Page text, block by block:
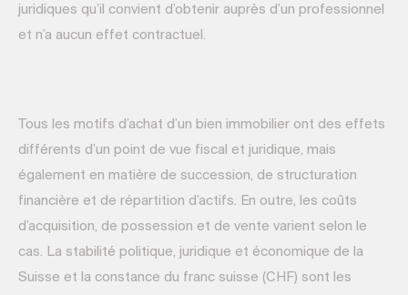
juridiques qu’il convient d’obtenir auprès d’un professionnel
et n’a aucun effet contractuel.
Tous les motifs d’achat d’un bien immobilier ont des effets
différents d’un point de vue fiscal et juridique, mais
également en matière de succession, de structuration
financière et de répartition d’actifs. En outre, les coûts
d’acquisition, de possession et de vente varient selon le
cas. La stabilité politique, juridique et économique de la
Suisse et la constance du franc suisse (CHF) sont les